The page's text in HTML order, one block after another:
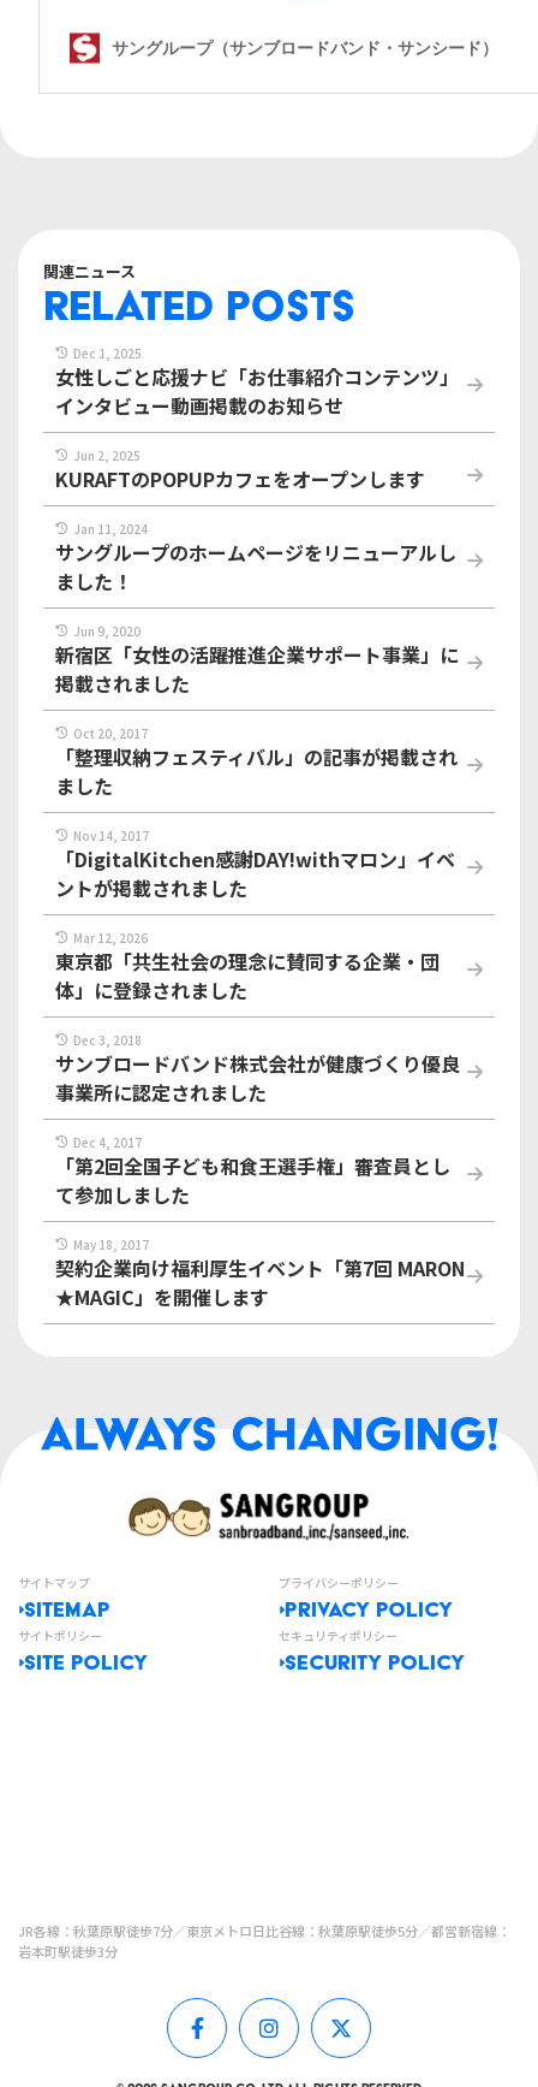
関連ニュース
RELATED POSTS
Dec 1, 2025
女性しごと応援ナビ「お仕事紹介コンテンツ」
インタビュー動画掲載のお知らせ
Jun 2, 2025
KURAFTのPOPUPカフェをオープンします
Jan 11, 2024
サングループのホームページをリニューアルし
ました！
Jun 9, 2020
新宿区「女性の活躍推進企業サポート事業」に
掲載されました
Oct 20, 2017
「整理収納フェスティバル」の記事が掲載され
ました
Nov 14, 2017
「DigitalKitchen感謝DAY!withマロン」イベ
ントが掲載されました
Mar 12, 2026
東京都「共生社会の理念に賛同する企業・団
体」に登録されました
Dec 3, 2018
サンブロードバンド株式会社が健康づくり優良
事業所に認定されました
Dec 4, 2017
「第2回全国子ども和食王選手権」審査員とし
て参加しました
May 18, 2017
契約企業向け福利厚生イベント「第7回 MARON
★MAGIC」を開催します
サイトマップ
SITEMAP
プライバシーポリシー
PRIVACY POLICY
サイトポリシー
SITE POLICY
セキュリティポリシー
SECURITY POLICY
JR各線：秋葉原駅徒歩7分／東京メトロ日比谷線：秋葉原駅徒歩5分／都営新宿線：
岩本町駅徒歩3分